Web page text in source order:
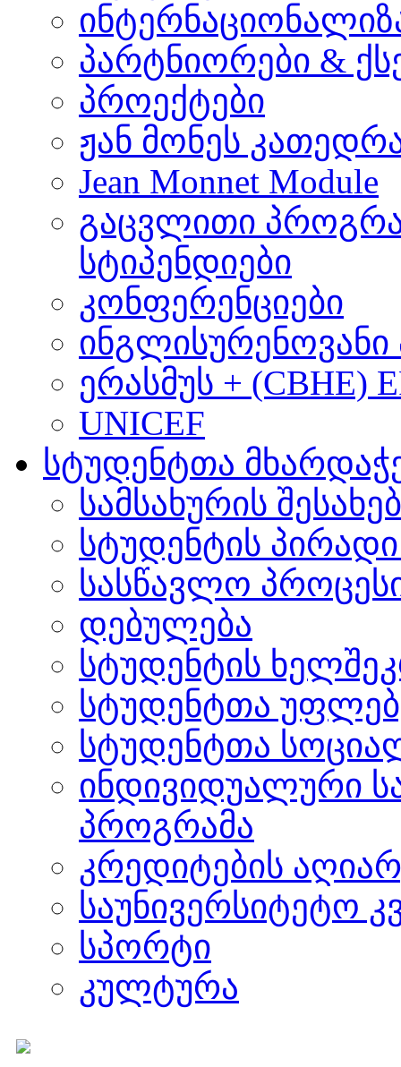
პარტნიორები &
პროექტები
ჟან მონეს
Jean Monnet Module
გაცვლითი
სტიპენდიები
კონფერენციები
ერასმუს + (CBHE)
UNICEF
სტუდენტთა
სამსახურის შესახებ
სტუდენტის
სასწავლო
დებულება
სტუდენტის
სტუდენტთა
სტუდენტთა
ინდივიდუალური
პროგრამა
კრედიტების
საუნივერსიტეტო
სპორტი
კულტურა